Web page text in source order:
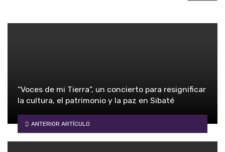
“Voces de mi Tierra”, un concierto para resignificar
la cultura, el patrimonio y la paz en Sibaté
ANTERIOR ARTÍCULO